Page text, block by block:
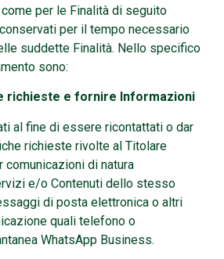
per le Finalità di seguito
per il tempo necessario
suddette Finalità. Nello specifico
sono:
richieste e fornire Informazioni
al fine di essere ricontattati o dar
richieste rivolte al Titolare
comunicazioni di natura
e/o Contenuti dello stesso
di posta elettronica o altri
quali telefono o
WhatsApp Business.